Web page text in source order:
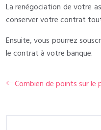
La renégociation de votre
conserver votre contrat tout
Ensuite, vous pourrez
le contrat à votre banque.
Combien de points sur le